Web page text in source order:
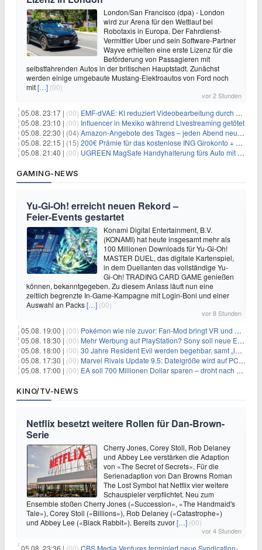
London/San Francisco (dpa) - London
wird zur Arena für den Wettlauf bei
Robotaxis in Europa. Der Fahrdienst-
Vermittler Uber und sein Software-Partner
Wayve erhielten eine erste Lizenz für die
Beförderung von Passagieren mit
selbstfahrenden Autos in der britischen Hauptstadt. Zunächst
werden einige umgebaute Mustang-Elektroautos von Ford noch
mit[…] (00)
vor 2 Stunden
05.08. 23:17 | (00) EMF-dVAE: KI reduziert Videobearbeitung durch audio-gesteuerte Bildauswahl um 65%
05.08. 23:10 | (00) Influencer in Mexiko während Livestreaming getötet
05.08. 22:30 | (04) Amazon-Angebote des Tages – jeden Abend neue Deals zum Stöbern
05.08. 22:15 | (15) 200€ Prämie für das kostenlose ING Girokonto + gratis Visa + 3,75% Zinsen
05.08. 21:40 | (00) UGREEN MagSafe Handyhalterung fürs Auto mit 20 N52-Magneten für 7,96€
GAMING-NEWS
Yu‑Gi‑Oh! erreicht neuen Rekord –
Feier‑Events gestartet
Konami Digital Entertainment, B.V.
(KONAMI) hat heute insgesamt mehr als
100 Millionen Downloads für Yu-Gi-Oh!
MASTER DUEL, das digitale Kartenspiel,
in dem Duellanten das vollständige Yu-
Gi-Oh! TRADING CARD GAME genießen
können, bekanntgegeben. Zu diesem Anlass läuft nun eine
zeitlich begrenzte In-Game-Kampagne mit Login-Boni und einer
Auswahl an Packs[…] (00)
vor 8 Stunden
05.08. 19:00 | (00) Pokémon wie nie zuvor: Fan-Mod bringt VR und Ego-Perspektive nach Kanto
05.08. 18:30 | (00) Mehr Werbung auf PlayStation? Sony soll neue Einnahmequellen prüfen
05.08. 18:00 | (00) 30 Jahre Resident Evil werden begehbar, samt „lebensgroßem Leon“
05.08. 17:30 | (00) Marvel Rivals Update 9.5: Dateigröße wird auf PC und Konsolen deutlich reduziert
05.08. 17:00 | (00) EA soll 700 Millionen Dollar sparen – droht nach der Übernahme die nächste Entlassungswelle?
KINO/TV-NEWS
Netflix besetzt weitere Rollen für Dan-Brown-
Serie
Cherry Jones, Corey Stoll, Rob Delaney
und Abbey Lee verstärken die Adaption
von «The Secret of Secrets». Für die
Serienadaption von Dan Browns Roman
The Lost Symbol hat Netflix vier weitere
Schauspieler verpflichtet. Neu zum
Ensemble stoßen Cherry Jones («Succession», «The Handmaid's
Tale»), Corey Stoll («Billions»), Rob Delaney («Catastrophe»)
und Abbey Lee («Black Rabbit»). Bereits zuvor[…] (00)
vor 4 Stunden